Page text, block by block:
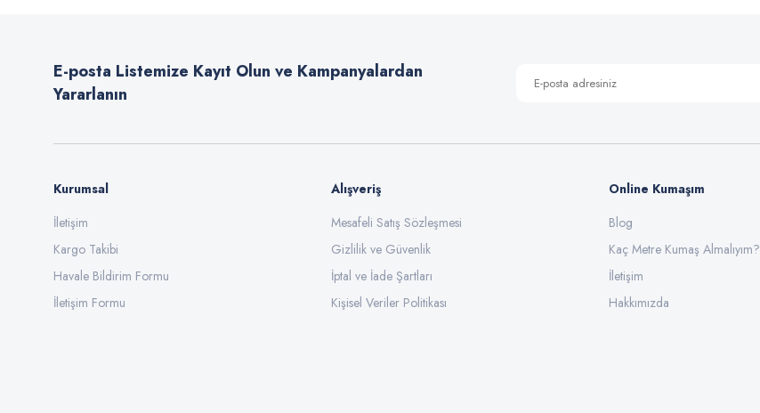
Ürün bilgilerinde hatalar bulunuyor.
Ürün fiyatı diğer sitelerden daha pahalı.
Gönder
E-posta Listemize Kayıt Olun ve Kampanyalardan
Yararlanın
Kurumsal
İletişim
Kargo Takibi
Havale Bildirim Formu
İletişim Formu
Alışveriş
Mesafeli Satış Sözleşmesi
Gizlilik ve Güvenlik
İptal ve İade Şartları
Kişisel Veriler Politikası
Online Kumaşım
Blog
Kaç Metre Kumaş Almalıyım?
İletişim
Hakkımızda